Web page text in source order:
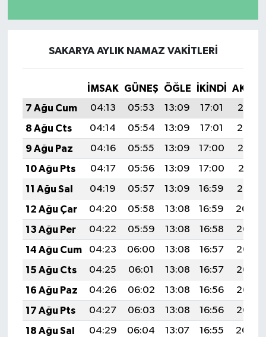
SAKARYA AYLIK NAMAZ VAKITLERI
İMSAK GÜNEŞ ÖĞLE İKINDI
7 Ağu Cum
04:13 05:53 13:09 17:01
20:15
8 Ağu Cts
04:14 05:54 13:09 17:01
20:14
9 Ağu Paz
04:16 05:55 13:09 17:00
20:13
10 Ağu Pts
04:17 05:56 13:09 17:00
20:11
11 Ağu Sal
04:19 05:57 13:09 16:59
20:10
12 Ağu Çar
04:20 05:58 13:08 16:59
20:09
13 Ağu Per
04:22 05:59 13:08 16:58
20:07
14 Ağu Cum
04:23 06:00 13:08 16:57
20:06
15 Ağu Cts
04:25 06:01 13:08 16:57
20:05
16 Ağu Paz
04:26 06:02 13:08 16:56
20:03
17 Ağu Pts
04:27 06:03 13:08 16:56
20:02
18 Ağu Sal
04:29 06:04 13:07 16:55
20:00